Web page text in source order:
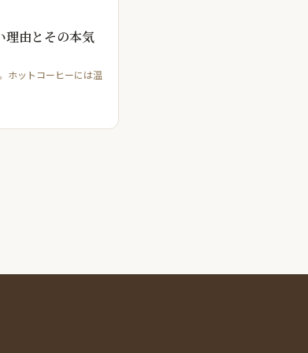
理由とその本気
ホットコーヒーには温